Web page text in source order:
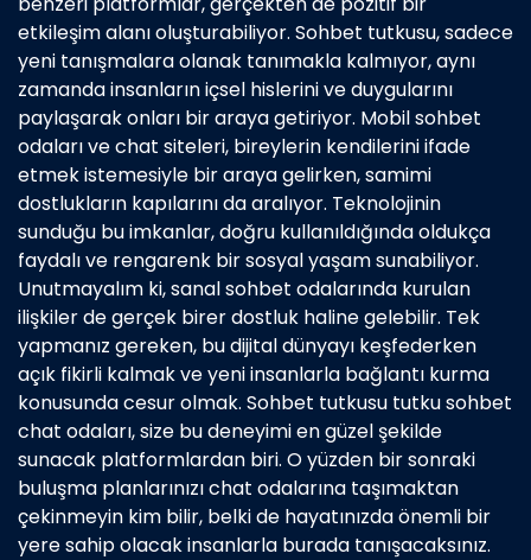
etkileşim alanı oluşturabiliyor. Sohbet tutkusu, sadece
yeni tanışmalara olanak tanımakla kalmıyor, aynı
zamanda insanların içsel hislerini ve duygularını
paylaşarak onları bir araya getiriyor. Mobil sohbet
odaları ve chat siteleri, bireylerin kendilerini ifade
etmek istemesiyle bir araya gelirken, samimi
dostlukların kapılarını da aralıyor. Teknolojinin
sunduğu bu imkanlar, doğru kullanıldığında oldukça
faydalı ve rengarenk bir sosyal yaşam sunabiliyor.
Unutmayalım ki, sanal sohbet odalarında kurulan
ilişkiler de gerçek birer dostluk haline gelebilir. Tek
yapmanız gereken, bu dijital dünyayı keşfederken
açık fikirli kalmak ve yeni insanlarla bağlantı kurma
konusunda cesur olmak. Sohbet tutkusu tutku sohbet
chat odaları, size bu deneyimi en güzel şekilde
sunacak platformlardan biri. O yüzden bir sonraki
buluşma planlarınızı chat odalarına taşımaktan
çekinmeyin kim bilir, belki de hayatınızda önemli bir
yere sahip olacak insanlarla burada tanışacaksınız.